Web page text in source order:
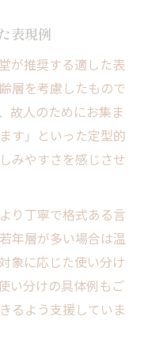
表現例
が推奨する適した表
層を考慮したもので
故人のためにお集ま
す」といった定型的
みやすさを感じさせ
り丁寧で格式ある言
年層が多い場合は温
象に応じた使い分け
い分けの具体例もご
るよう支援していま